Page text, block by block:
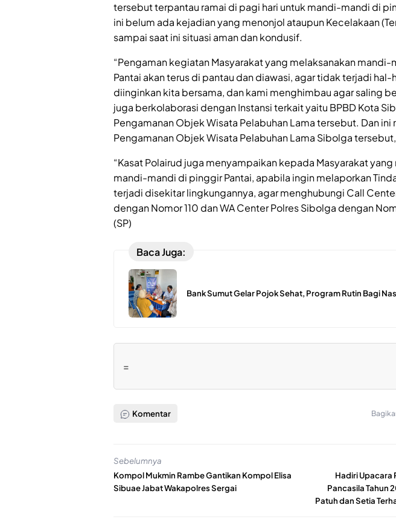
tersebut terpantau ramai di pagi hari untuk mandi-mandi di
ini belum ada kejadian yang menonjol ataupun Kecelakaan
sampai saat ini situasi aman dan kondusif.
“Pengaman kegiatan Masyarakat yang melaksanakan
Pantai akan terus di pantau dan diawasi, agar tidak terjadi
diinginkan kita bersama, dan kami menghimbau agar saling
juga berkolaborasi dengan Instansi terkait yaitu BPBD Kota
Pengamanan Objek Wisata Pelabuhan Lama tersebut. Dan ini
Pengamanan Objek Wisata Pelabuhan Lama Sibolga tersebut,
“Kasat Polairud juga menyampaikan kepada Masyarakat
mandi-mandi di pinggir Pantai, apabila ingin melaporkan
terjadi disekitar lingkungannya, agar menghubungi Call
dengan Nomor 110 dan WA Center Polres Sibolga dengan
(SP)
Baca Juga:
Bank Sumut Gelar Pojok Sehat, Program Rutin Bagi
=
Komentar
Sebelumnya
Kompol Mukmin Rambe Gantikan Kompol Elisa
Sibuae Jabat Wakapolres Sergai
Hadiri Upacara
Pancasila Tahun
Patuh dan Setia